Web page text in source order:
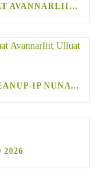
IMMAMI EQQAKKAT PILLUGIT NUNAT AVANNARLIIT NUKITTUNERUSUMIK ATAATSIMOORPUT
ULLUMIKKUT NORDIC COASTAL CLEANUP-IP NUNAT AVANNARLIIT ULLUAT NALLIUSSIVAA!
2026